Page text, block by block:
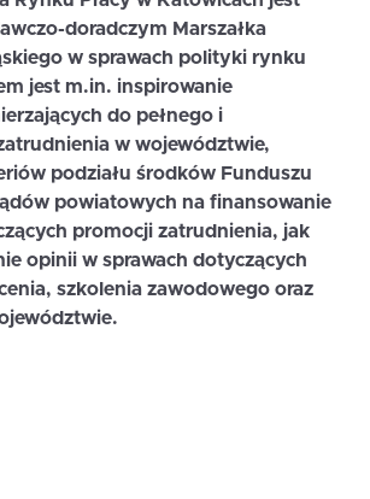
doradczym Marszałka
w sprawach polityki rynku
jest m.in. inspirowanie
do pełnego i
w województwie,
podziału środków Funduszu
powiatowych na finansowanie
promocji zatrudnienia, jak
opinii w sprawach dotyczących
szkolenia zawodowego oraz